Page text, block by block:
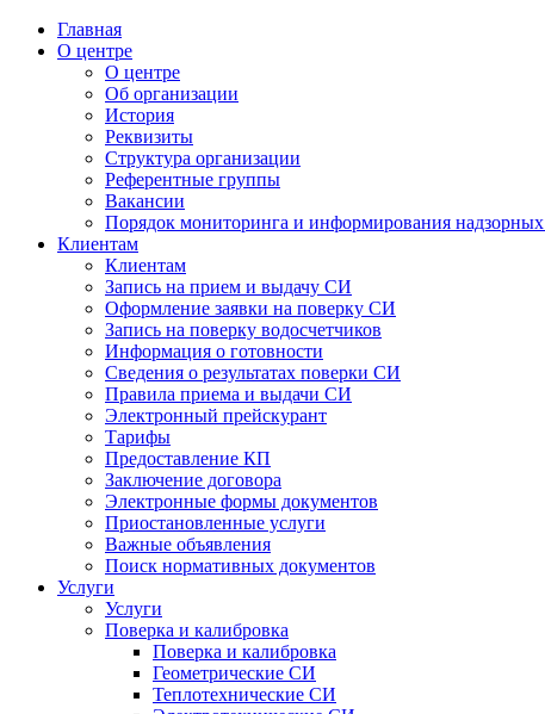
Главная
О центре
О центре
Об организации
История
Реквизиты
Структура организации
Референтные группы
Вакансии
Порядок мониторинга и информирования
Клиентам
Клиентам
Запись на прием и выдачу СИ
Оформление заявки на поверку СИ
Запись на поверку водосчетчиков
Информация о готовности
Сведения о результатах поверки СИ
Правила приема и выдачи СИ
Электронный прейскурант
Тарифы
Предоставление КП
Заключение договора
Электронные формы документов
Приостановленные услуги
Важные объявления
Поиск нормативных документов
Услуги
Услуги
Поверка и калибровка
Поверка и калибровка
Геометрические СИ
Теплотехнические СИ